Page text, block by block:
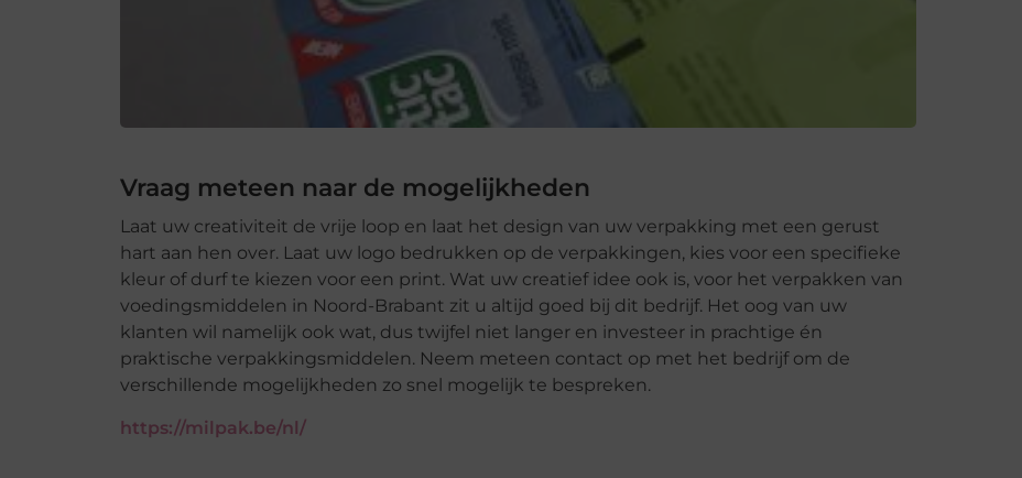
Vraag meteen naar de mogelijkheden
Laat uw creativiteit de vrije loop en laat het design van uw verpakking met een gerust
hart aan hen over. Laat uw logo bedrukken op de verpakkingen, kies voor een specifieke
kleur of durf te kiezen voor een print. Wat uw creatief idee ook is, voor het verpakken van
voedingsmiddelen in Noord-Brabant zit u altijd goed bij dit bedrijf. Het oog van uw
klanten wil namelijk ook wat, dus twijfel niet langer en investeer in prachtige én
praktische verpakkingsmiddelen. Neem meteen contact op met het bedrijf om de
verschillende mogelijkheden zo snel mogelijk te bespreken.
https://milpak.be/nl/